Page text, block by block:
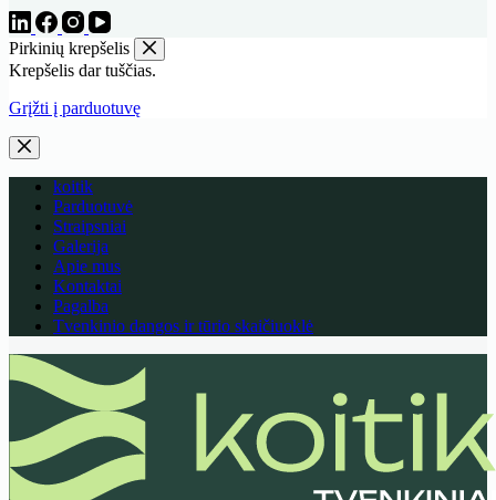
Pirkinių krepšelis
Krepšelis dar tuščias.
Grįžti į parduotuvę
koitik
Parduotuvė
Straipsniai
Galerija
Apie mus
Kontaktai
Pagalba
Tvenkinio dangos ir tūrio skaičiuoklė